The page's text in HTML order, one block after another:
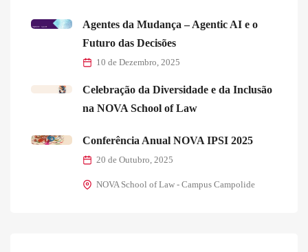
Agentes da Mudança – Agentic AI e o
Futuro das Decisões
10 de Dezembro, 2025
Celebração da Diversidade e da Inclusão
na NOVA School of Law
Conferência Anual NOVA IPSI 2025
20 de Outubro, 2025
NOVA School of Law - Campus Campolide